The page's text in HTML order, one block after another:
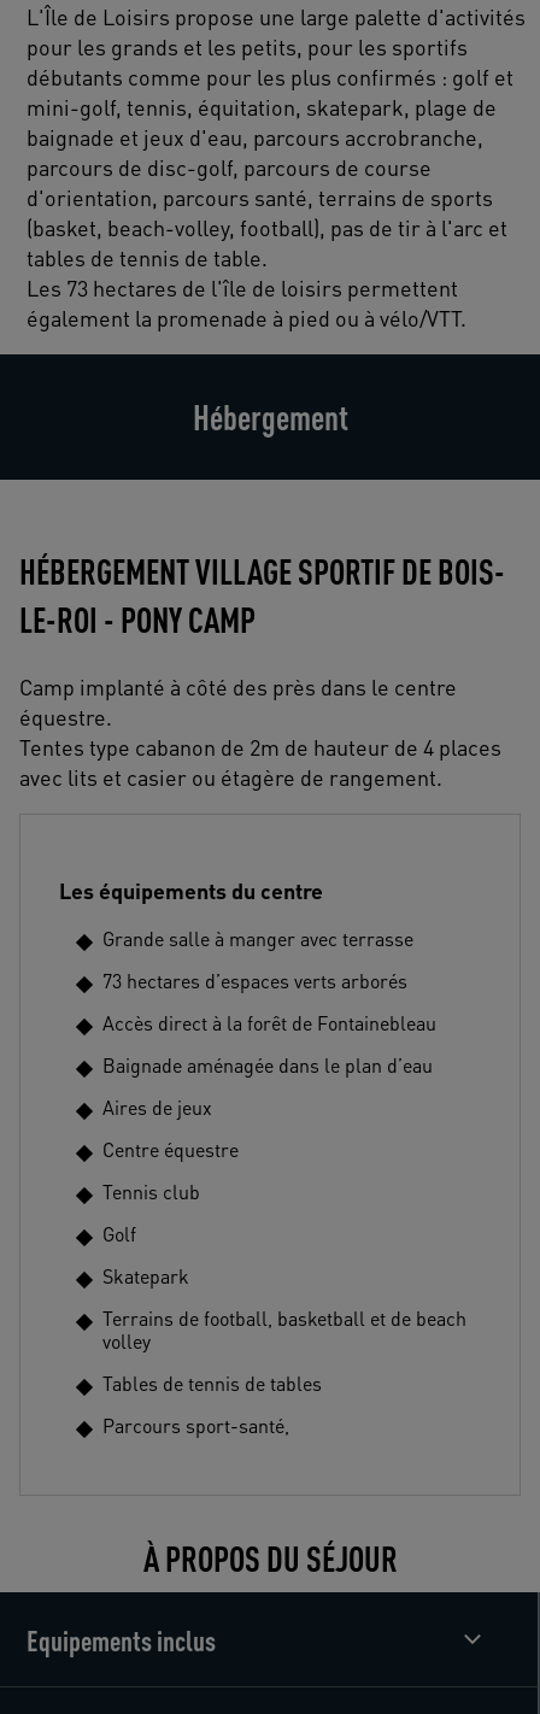
L'Île de Loisirs propose une large palette d'activités
pour les grands et les petits, pour les sportifs
débutants comme pour les plus confirmés : golf et
mini-golf, tennis, équitation, skatepark, plage de
baignade et jeux d'eau, parcours accrobranche,
parcours de disc-golf, parcours de course
d'orientation, parcours santé, terrains de sports
(basket, beach-volley, football), pas de tir à l'arc et
tables de tennis de table.
Les 73 hectares de l'île de loisirs permettent
également la promenade à pied ou à vélo/VTT.
Hébergement
HÉBERGEMENT VILLAGE SPORTIF DE BOIS-
LE-ROI - PONY CAMP
Camp implanté à côté des près dans le centre
équestre.
Tentes type cabanon de 2m de hauteur de 4 places
avec lits et casier ou étagère de rangement.
Les équipements du centre
Grande salle à manger avec terrasse
73 hectares d’espaces verts arborés
Accès direct à la forêt de Fontainebleau
Baignade aménagée dans le plan d’eau
Aires de jeux
Centre équestre
Tennis club
Golf
Skatepark
Terrains de football, basketball et de beach
volley
Tables de tennis de tables
Parcours sport-santé,
À PROPOS DU SÉJOUR
Equipements inclus